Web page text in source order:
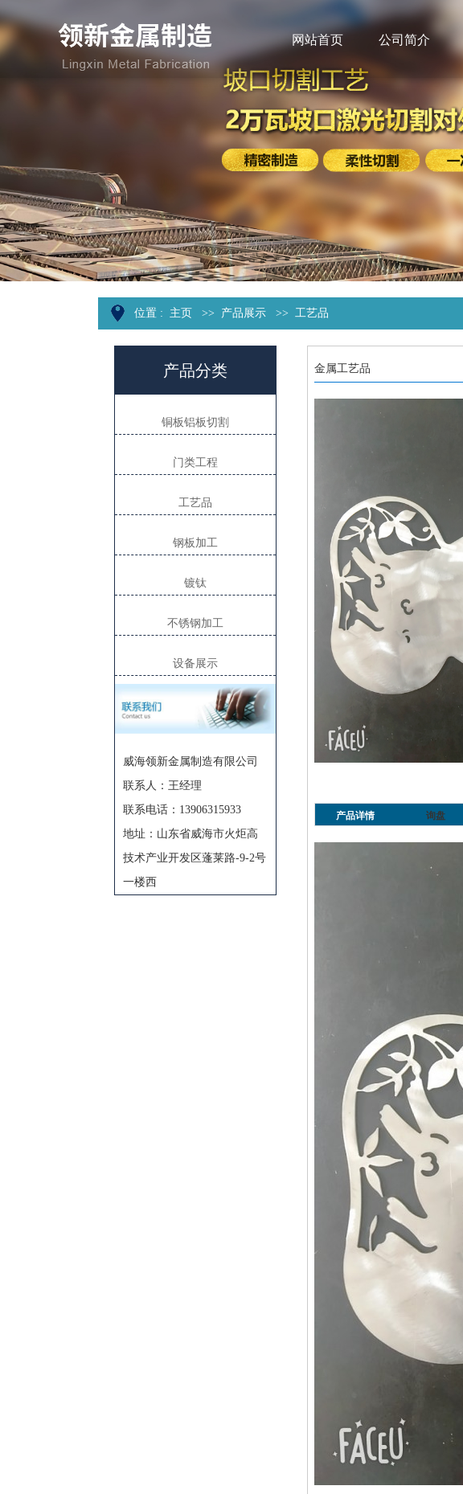
网站首页 公司简介
位置 : 主页 >> 产品展示 >> 工艺品
金属工艺品
产品详情 询盘
产品分类
铜板铝板切割
门类工程
工艺品
钢板加工
镀钛
不锈钢加工
设备展示
威海领新金属制造有限公司
联系人：王经理
联系电话：13906315933
地址：山东省威海市火炬高
技术产业开发区蓬莱路-9-2号
一楼西